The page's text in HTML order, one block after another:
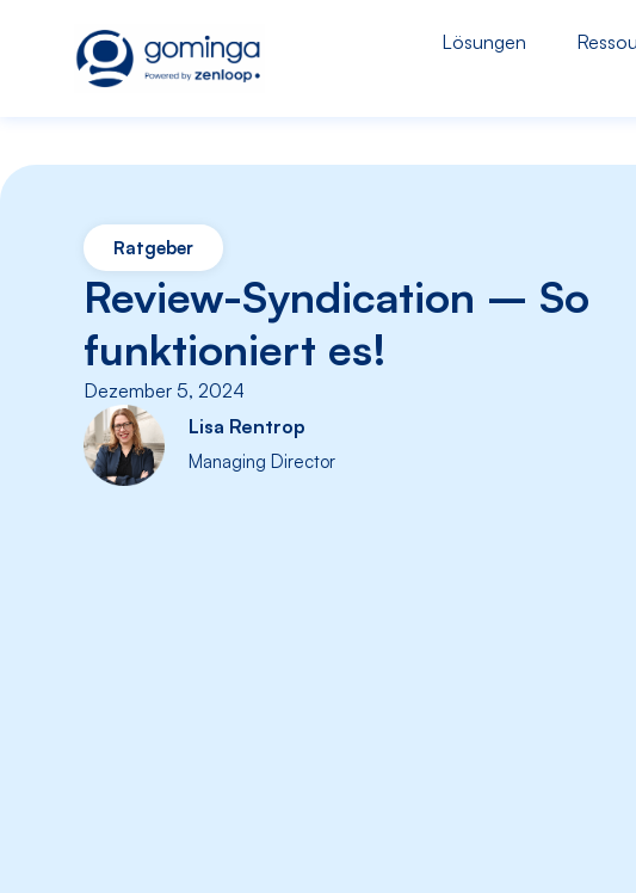
Lösungen
Ratgeber
Review-Syndication – So
funktioniert es!
Dezember 5, 2024
Lisa Rentrop
Managing Director